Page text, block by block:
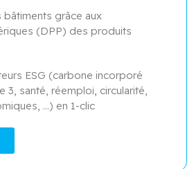
bâtiments grâce aux
(DPP) des produits
ESG (carbone incorporé
3, santé, réemploi, circularité,
...) en 1-clic